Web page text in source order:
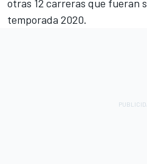
otras 12 carreras que fueran
temporada 2020.